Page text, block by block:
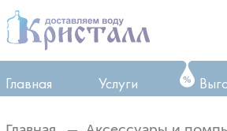
Главная Услуги